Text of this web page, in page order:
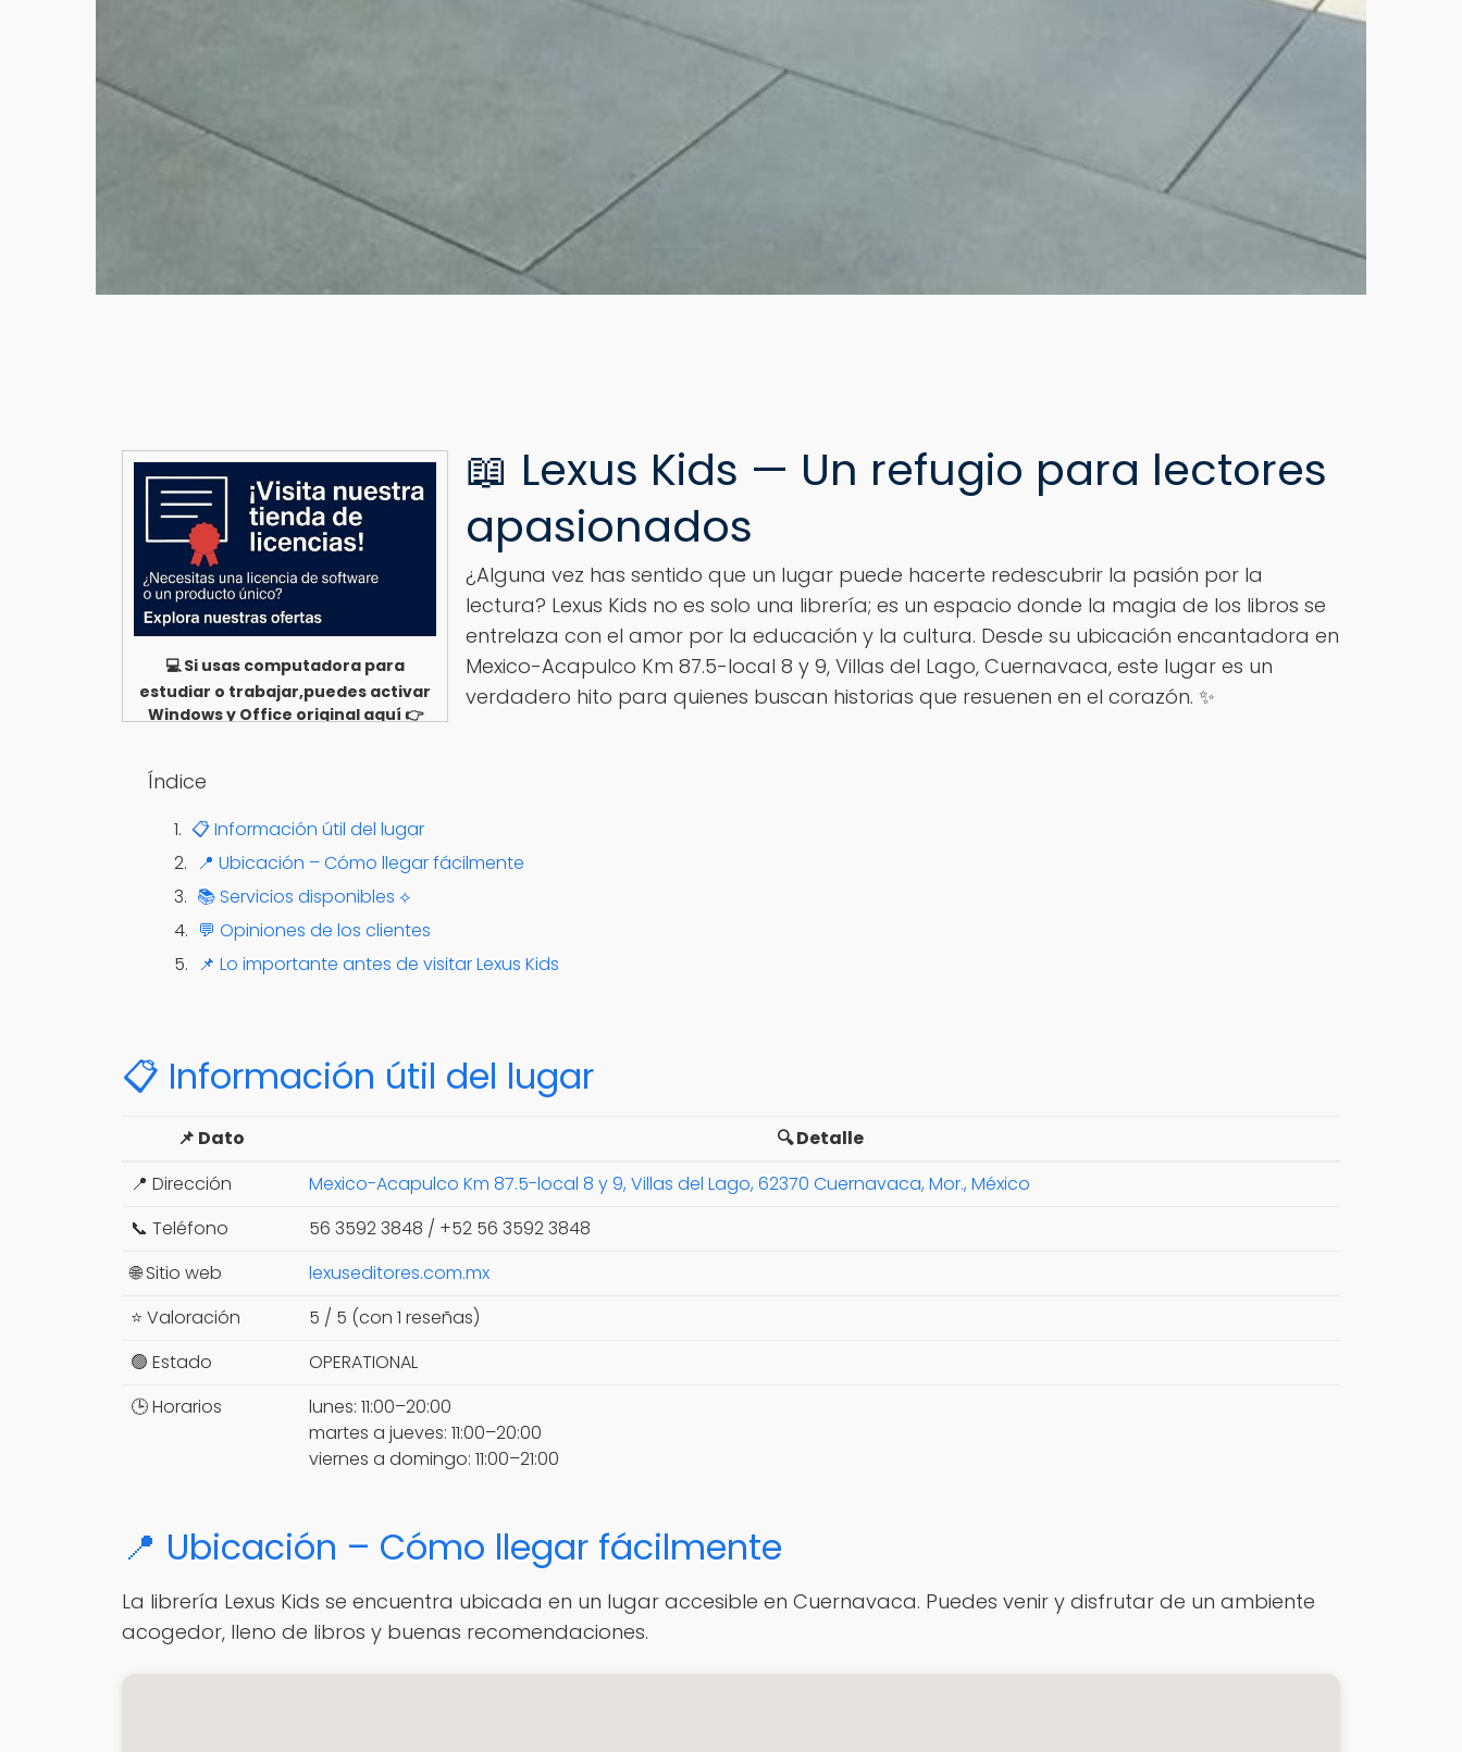
💻 Si usas computadora para
estudiar o trabajar,puedes activar
Windows y Office original aquí 👉
📖 Lexus Kids — Un refugio para lectores
apasionados
¿Alguna vez has sentido que un lugar puede hacerte redescubrir la pasión por la
lectura? Lexus Kids no es solo una librería; es un espacio donde la magia de los libros se
entrelaza con el amor por la educación y la cultura. Desde su ubicación encantadora en
Mexico-Acapulco Km 87.5-local 8 y 9, Villas del Lago, Cuernavaca, este lugar es un
verdadero hito para quienes buscan historias que resuenen en el corazón. ✨
Índice
📋 Información útil del lugar
📍 Ubicación – Cómo llegar fácilmente
📚 Servicios disponibles ⟡
💬 Opiniones de los clientes
📌 Lo importante antes de visitar Lexus Kids
📋 Información útil del lugar
📌 Dato
🔍 Detalle
📍 Dirección
Mexico-Acapulco Km 87.5-local 8 y 9, Villas del Lago, 62370 Cuernavaca, Mor., México
📞 Teléfono
56 3592 3848 / +52 56 3592 3848
🌐 Sitio web
lexuseditores.com.mx
⭐ Valoración
5 / 5 (con 1 reseñas)
🟢 Estado
OPERATIONAL
🕒 Horarios
lunes: 11:00–20:00
martes a jueves: 11:00–20:00
viernes a domingo: 11:00–21:00
📍 Ubicación – Cómo llegar fácilmente
La librería Lexus Kids se encuentra ubicada en un lugar accesible en Cuernavaca. Puedes venir y disfrutar de un ambiente
acogedor, lleno de libros y buenas recomendaciones.